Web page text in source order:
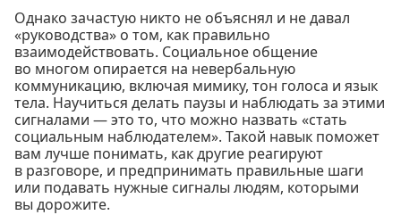
Однако зачастую никто не объяснял и не давал
«руководства» о том, как правильно
взаимодействовать. Социальное общение
во многом опирается на невербальную
коммуникацию, включая мимику, тон голоса и язык
тела. Научиться делать паузы и наблюдать за этими
сигналами — это то, что можно назвать «стать
социальным наблюдателем». Такой навык поможет
вам лучше понимать, как другие реагируют
в разговоре, и предпринимать правильные шаги
или подавать нужные сигналы людям, которыми
вы дорожите.